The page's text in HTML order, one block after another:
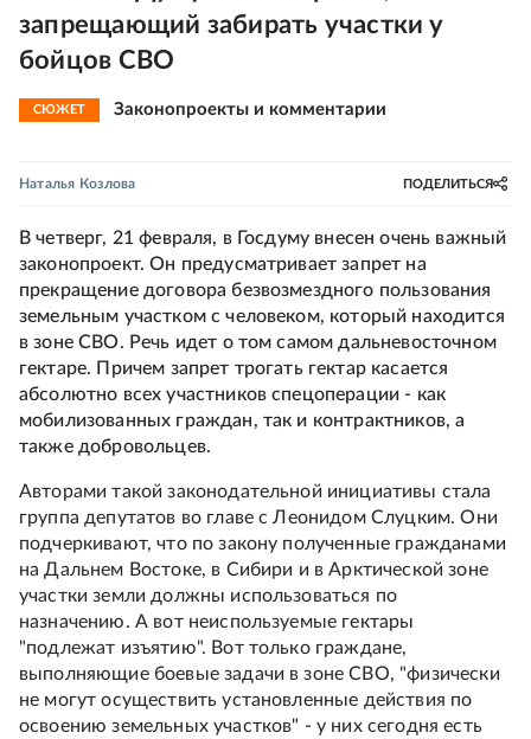
запрещающий забирать участки у
бойцов СВО
СЮЖЕТ Законопроекты и комментарии
Наталья Козлова ПОДЕЛИТЬСЯ
В четверг, 21 февраля, в Госдуму внесен очень важный
законопроект. Он предусматривает запрет на
прекращение договора безвозмездного пользования
земельным участком с человеком, который находится
в зоне СВО. Речь идет о том самом дальневосточном
гектаре. Причем запрет трогать гектар касается
абсолютно всех участников спецоперации - как
мобилизованных граждан, так и контрактников, а
также добровольцев.
Авторами такой законодательной инициативы стала
группа депутатов во главе с Леонидом Слуцким. Они
подчеркивают, что по закону полученные гражданами
на Дальнем Востоке, в Сибири и в Арктической зоне
участки земли должны использоваться по
назначению. А вот неиспользуемые гектары
"подлежат изъятию". Вот только граждане,
выполняющие боевые задачи в зоне CBO, "физически
не могут осуществить установленные действия по
освоению земельных участков" - у них сегодня есть